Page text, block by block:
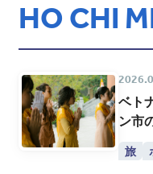
HO CHI
ベト
ン市
旅